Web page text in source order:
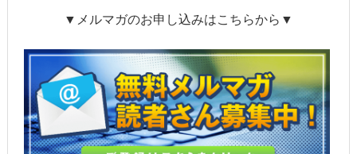
▼メルマガのお申し込みはこちらから▼